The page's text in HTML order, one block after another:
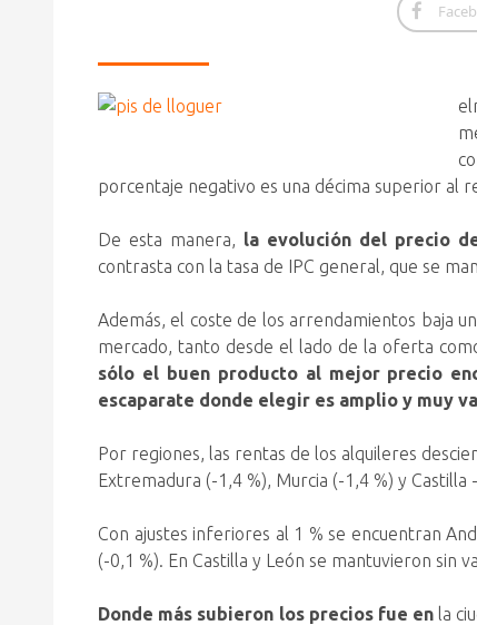
porcentaje negativo es una décima superior al
De esta manera, la evolución del precio
contrasta con la tasa de IPC general, que se
Además, el coste de los arrendamientos baja
mercado, tanto desde el lado de la oferta
sólo el buen producto al mejor precio
escaparate donde elegir es amplio y muy
Por regiones, las rentas de los alquileres
Extremadura (-1,4 %), Murcia (-1,4 %) y Castilla
Con ajustes inferiores al 1 % se encuentran
(-0,1 %). En Castilla y León se mantuvieron sin
Donde más subieron los precios fue en la